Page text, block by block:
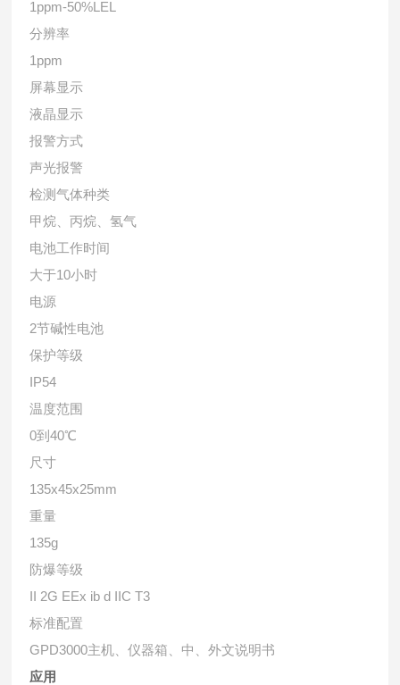
1ppm-50%LEL
分辨率
1ppm
屏幕显示
液晶显示
报警方式
声光报警
检测气体种类
甲烷、丙烷、氢气
电池工作时间
大于10小时
电源
2节碱性电池
保护等级
IP54
温度范围
0到40℃
尺寸
135x45x25mm
重量
135g
防爆等级
II 2G EEx ib d IIC T3
标准配置
GPD3000主机、仪器箱、中、外文说明书
应用